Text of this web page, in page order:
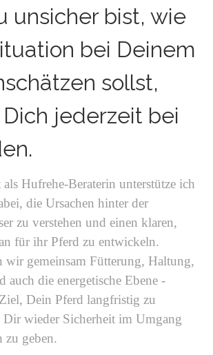
unsicher bist, wie
bei Deinem
sollst,
jederzeit bei
Hufrehe-Beraterin unterstütze ich
die Ursachen hinter der
zu verstehen und einen klaren,
für ihr Pferd zu entwickeln.
wir gemeinsam Fütterung, Haltung,
auch die energetische Ebene -
Dein Pferd langfristig zu
Dir wieder Sicherheit im Umgang
zu geben.